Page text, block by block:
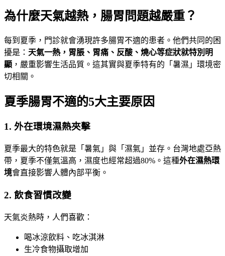
為什麼天氣越熱，腸胃問題越嚴重？
每到夏季，門診就會湧現許多腸胃不適的患者。他們共同的困
擾是： 天氣一熱，胃脹、胃痛、反酸、燒心等症狀就特別明
顯 ，嚴重影響生活品質。這其實與夏季特有的「暑濕」環境密
切相關。
夏季腸胃不適的5大主要原因
1. 外在環境濕熱夾擊
夏季最大的特色就是「暑氣」與「濕氣」並存。台灣地處亞熱
帶，夏季不僅氣溫高，濕度也經常超過80%。這種外在濕熱環
境會直接影響人體內部平衡。
2. 飲食習慣改變
天氣炎熱時，人們喜歡：
喝冰涼飲料、吃冰淇淋
生冷食物攝取增加